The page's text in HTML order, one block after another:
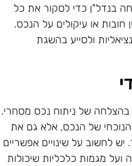
בנדל"ן כדי לסקור את כל
או עיקולים על הנכס.
ולסייע בהשגת
בהצלחה של ניתוח נכס מסחרי.
של הנכס, אלא גם את
לחשוב על שינויים אפשריים
מגמות כלכליות שיכולות